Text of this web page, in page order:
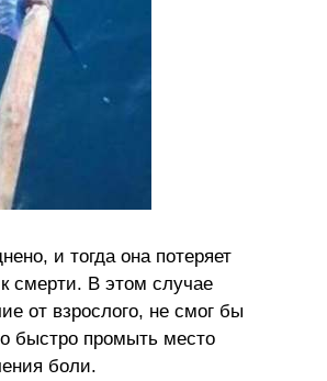
и тогда она потеряет
смерти. В этом случае
от взрослого, не смог бы
быстро промыть место
боли.